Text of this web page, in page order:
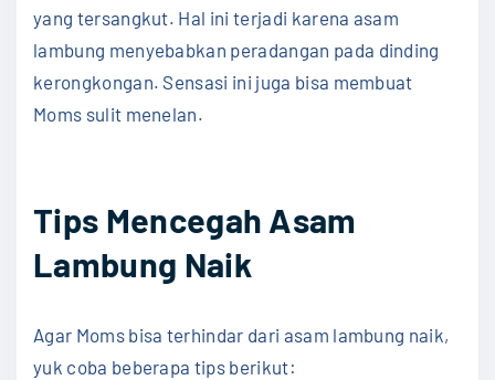
yang tersangkut. Hal ini terjadi karena asam
lambung menyebabkan peradangan pada dinding
kerongkongan. Sensasi ini juga bisa membuat
Moms sulit menelan.
Tips Mencegah Asam
Lambung Naik
Agar Moms bisa terhindar dari asam lambung naik,
yuk coba beberapa tips berikut: